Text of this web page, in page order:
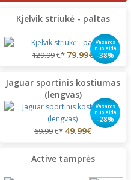
Kjelvik striukė - paltas
Vasaros
nuolaida
-38%
129.99€* 79.99€
Jaguar sportinis kostiumas
(lengvas)
Vasaros
nuolaida
-28%
69.99€* 49.99€
Active tamprės